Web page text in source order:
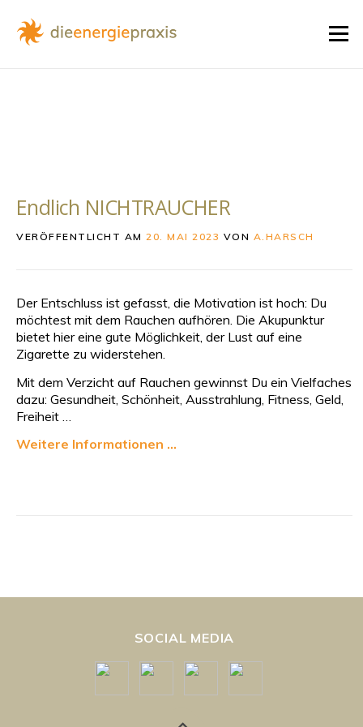
Inhalt
springen
Menü
Endlich NICHTRAUCHER
VERÖFFENTLICHT AM 20. MAI 2023 VON A.HARSCH
Der Entschluss ist gefasst, die Motivation ist hoch: Du
möchtest mit dem Rauchen aufhören. Die Akupunktur
bietet hier eine gute Möglichkeit, der Lust auf eine
Zigarette zu widerstehen.
Mit dem Verzicht auf Rauchen gewinnst Du ein Vielfaches
dazu: Gesundheit, Schönheit, Ausstrahlung, Fitness, Geld,
Freiheit …
Weitere Informationen …
SOCIAL MEDIA